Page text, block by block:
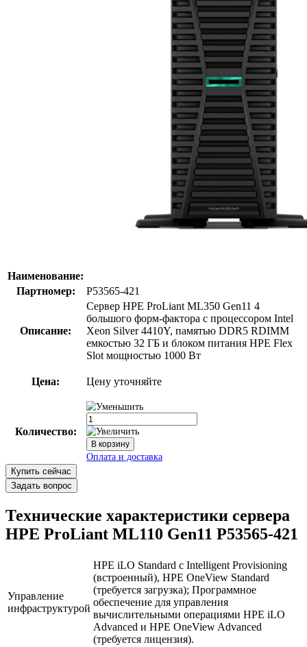
Наименование:
Партномер:
P53565-421
Описание:
Сервер HPE ProLiant ML350 Gen11 4
большого форм-фактора с процессором Intel
Xeon Silver 4410Y, памятью DDR5 RDIMM
емкостью 32 ГБ и блоком питания HPE Flex
Slot мощностью 1000 Вт
Цена: Цену уточняйте
Количество:
Оплата и доставка
Купить сейчас
Задать вопрос
Технические характеристики сервера
HPE ProLiant ML110 Gen11 P53565-421
Управление
инфраструктурой
HPE iLO Standard с Intelligent Provisioning
(встроенный), HPE OneView Standard
(требуется загрузка); Программное
обеспечение для управления
вычислительными операциями HPE iLO
Advanced и HPE OneView Advanced
(требуется лицензия).